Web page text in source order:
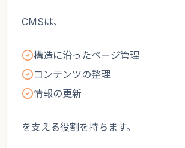
CMSは、
構造に沿ったページ管理
コンテンツの整理
情報の更新
を支える役割を持ちます。